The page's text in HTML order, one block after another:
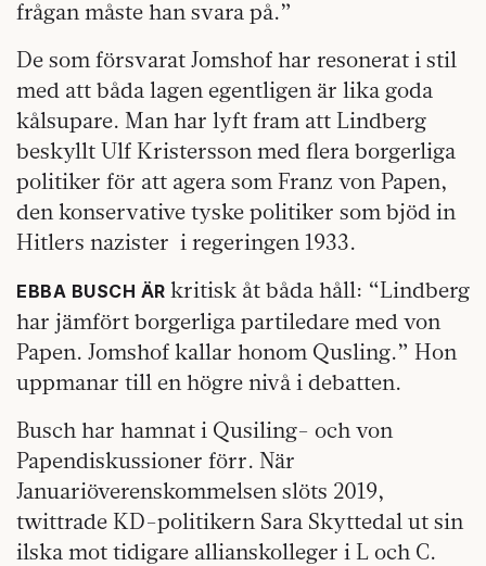
frågan måste han svara på.”
De som försvarat Jomshof har resonerat i stil
med att båda lagen egentligen är lika goda
kålsupare. Man har lyft fram att Lindberg
beskyllt Ulf Kristersson med flera borgerliga
politiker för att agera som Franz von Papen,
den konservative tyske politiker som bjöd in
Hitlers nazister i regeringen 1933.
EBBA BUSCH ÄR kritisk åt båda håll: “Lindberg
har jämfört borgerliga partiledare med von
Papen. Jomshof kallar honom Qusling.” Hon
uppmanar till en högre nivå i debatten.
Busch har hamnat i Qusiling- och von
Papendiskussioner förr. När
Januariöverenskommelsen slöts 2019,
twittrade KD-politikern Sara Skyttedal ut sin
ilska mot tidigare allianskolleger i L och C.